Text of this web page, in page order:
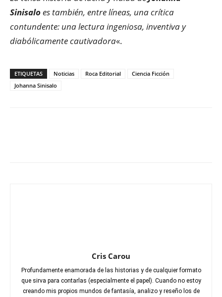
Sinisaloes también, entre líneas, una crítica
contundente: una lectura ingeniosa, inventiva y
diabólicamente cautivadora«.
ETIQUETAS Noticias Roca Editorial
Ciencia Ficción
Johanna Sinisalo
Cris Carou
Profundamente enamorada de las historias y de cualquier formato
que sirva para contarlas (especialmente el papel). Cuando no estoy
creando mis propios mundos de fantasía, analizo y reseño los de